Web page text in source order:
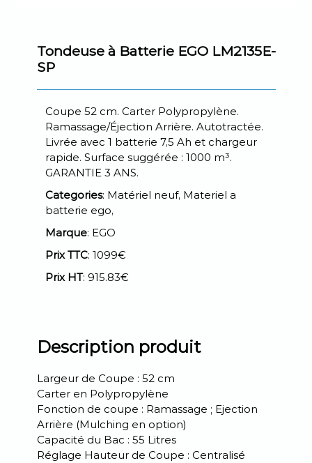
Tondeuse à Batterie EGO LM2135E-
SP
Coupe 52 cm. Carter Polypropylène.
Ramassage/Éjection Arrière. Autotractée.
Livrée avec 1 batterie 7,5 Ah et chargeur
rapide. Surface suggérée : 1000 m³.
GARANTIE 3 ANS.
Categories: Matériel neuf, Materiel a
batterie ego,
Marque: EGO
Prix TTC: 1099€
Prix HT: 915.83€
Description produit
Largeur de Coupe : 52 cm
Carter en Polypropylène
Fonction de coupe : Ramassage ; Ejection
Arrière (Mulching en option)
Capacité du Bac : 55 Litres
Réglage Hauteur de Coupe : Centralisé